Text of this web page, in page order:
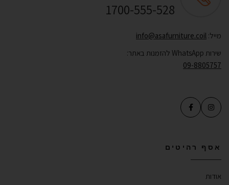
1700-555-528
מייל: info@asafurniture.coil
שירות WhatsApp להזמנות באתר:
09-8805757
אסף רהיטים
אודות